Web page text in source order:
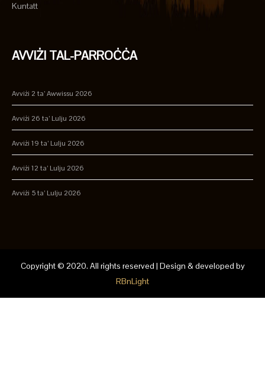
Kuntatt
AVVIŻI TAL-PARROĊĊA
Avviżi 2 ta’ Awwissu 2026
Avviżi 26 ta’ Lulju 2026
Avviżi 19 ta’ Lulju 2026
Avviżi 12 ta’ Lulju 2026
Avviżi 5 ta’ Lulju 2026
Copyright © 2020. All rights reserved | Design & developed by
RBnLight